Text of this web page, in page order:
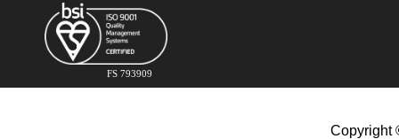
FS 793909
Copyright